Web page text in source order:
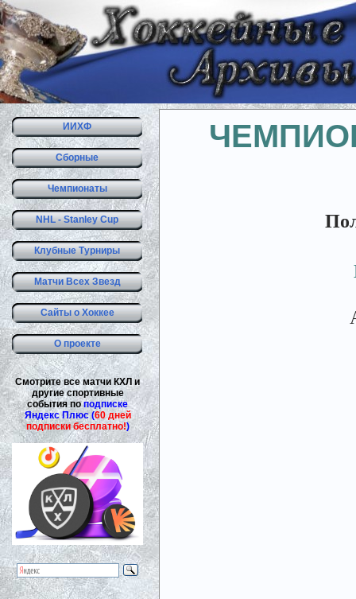
ИИХФ
Сборные
Чемпионаты
NHL - Stanley Cup
Клубные Турниры
Матчи Всех Звезд
Сайты о Хоккее
О проекте
Смотрите все матчи КХЛ и
другие спортивные
события поподписке
Яндекс Плюс (60 дней
подписки бесплатно!)